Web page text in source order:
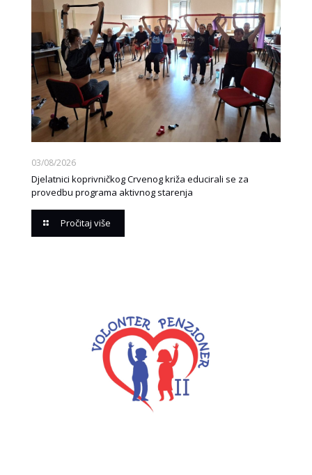
03/08/2026
Djelatnici koprivničkog Crvenog križa educirali se za
provedbu programa aktivnog starenja
Pročitaj više